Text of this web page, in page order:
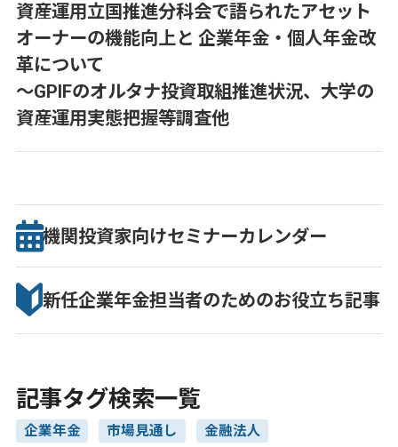
資産運用立国推進分科会で語られたアセット
オーナーの機能向上と 企業年金・個人年金改
革について
～GPIFのオルタナ投資取組推進状況、大学の
資産運用実態把握等調査他
機関投資家向けセミナーカレンダー
新任企業年金担当者のためのお役立ち記事
記事タグ検索一覧
企業年金 市場見通し 金融法人